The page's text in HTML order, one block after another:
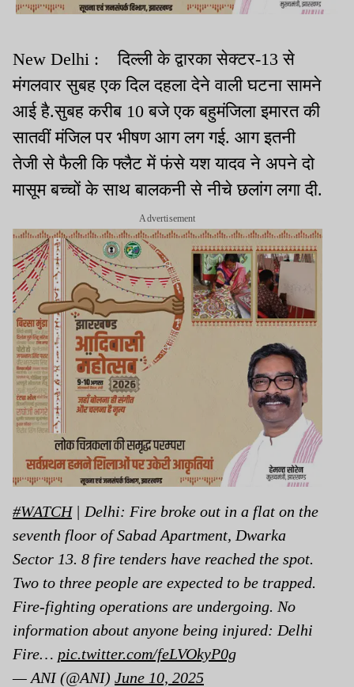
New Delhi : दिल्ली के द्वारका सेक्टर-13 से
मंगलवार सुबह एक दिल दहला देने वाली घटना सामने
आई है.सुबह करीब 10 बजे एक बहुमंजिला इमारत की
सातवीं मंजिल पर भीषण आग लग गई. आग इतनी
तेजी से फैली कि फ्लैट में फंसे यश यादव ने अपने दो
मासूम बच्चों के साथ बालकनी से नीचे छलांग लगा दी.
Advertisement
#WATCH| Delhi: Fire broke out in a flat on the
seventh floor of Sabad Apartment, Dwarka
Sector 13. 8 fire tenders have reached the spot.
Two to three people are expected to be trapped.
Fire-fighting operations are undergoing. No
information about anyone being injured: Delhi
Fire… pic.twitter.com/feLVOkyP0g
— ANI (@ANI) June 10, 2025